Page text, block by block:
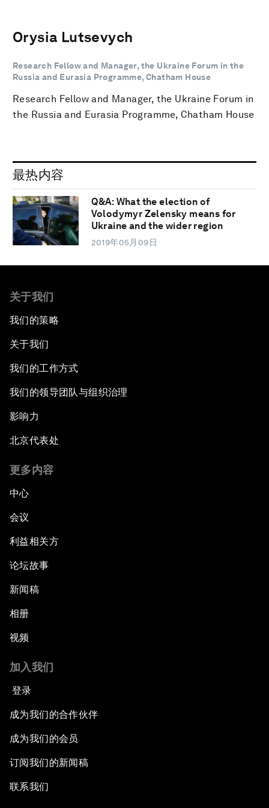
Orysia Lutsevych
Research Fellow and Manager, the Ukraine Forum in the
Russia and Eurasia Programme, Chatham House
Research Fellow and Manager, the Ukraine Forum in
the Russia and Eurasia Programme, Chatham House
最热内容
Q&A: What the election of
Volodymyr Zelensky means for
Ukraine and the wider region
2019年05月09日
关于我们
我们的策略
关于我们
我们的工作方式
我们的领导团队与组织治理
影响力
北京代表处
更多内容
中心
会议
利益相关方
论坛故事
新闻稿
相册
视频
加入我们
登录
成为我们的合作伙伴
成为我们的会员
订阅我们的新闻稿
联系我们